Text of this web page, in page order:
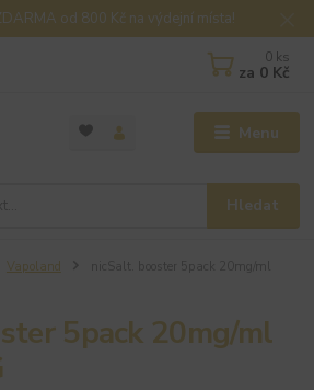
od 800 Kč na výdejní místa!
Menu
Hledat
0 ks
za 0 Kč
Vapoland
5pack 20mg/ml